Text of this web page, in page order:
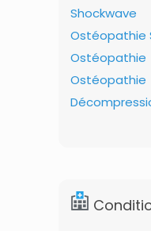
Shockwave
Ostéopathie
Ostéopathie
Ostéopathie